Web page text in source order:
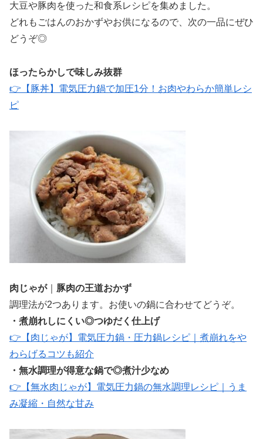
大豆や豚肉を使った和食系レシピを集めました。
どれもごはんのおかずやお供になるので、次の一品にぜひ
どうぞ◎
ほったらかしで味しみ抜群
👉【豚丼】電気圧力鍋で加圧1分！お肉やわらか簡単レシ
ピ
肉じゃが｜ 豚肉の王道おかず
調理法が2つあります。お使いの鍋に合わせてどうぞ。
・煮崩れしにくい◎つゆだく仕上げ
👉【肉じゃが】電気圧力鍋・圧力鍋レシピ｜煮崩れをや
わらげるコツも紹介
・無水調理が得意な鍋で◎煮汁少なめ
👉【無水肉じゃが】電気圧力鍋の無水調理レシピ｜うま
み凝縮・自然な甘み